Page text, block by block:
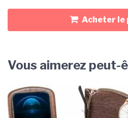
Acheter le
Vous aimerez peut-